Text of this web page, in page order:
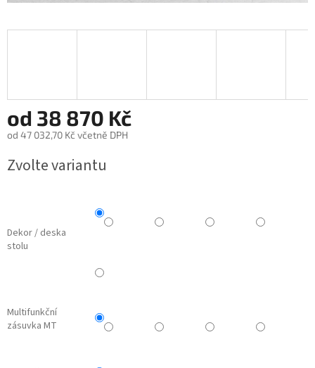
od 38 870 Kč
od 47 032,70 Kč včetně DPH
cena:
Zvolte variantu
Dekor / deska
stolu
Multifunkční
zásuvka MT